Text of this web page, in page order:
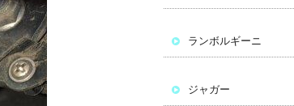
ランボルギーニ
ジャガー